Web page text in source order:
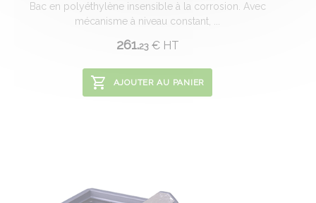
Bac en polyéthylène insensible à la corrosion. Avec
mécanisme à niveau constant, ...
261.23 €HT
AJOUTER AU PANIER